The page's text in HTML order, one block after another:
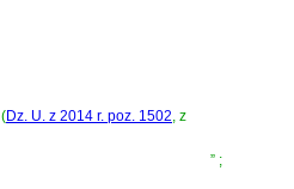
(Dz. U. z 2014 r. poz. 1502 , z
” ;